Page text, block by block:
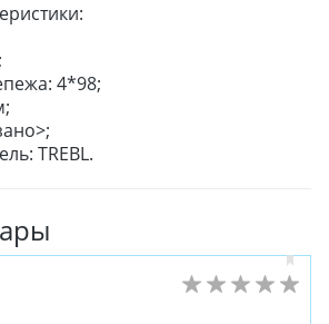
4*98;
TREBL.